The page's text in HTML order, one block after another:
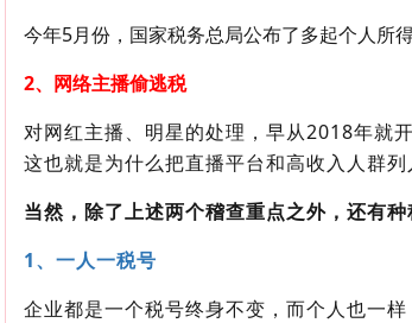
今年5月份，国家税务总局公布了多起个人所
2、网络主播偷逃税
对网红主播、明星的处理，早从2018年就
这也就是为什么把直播平台和高收入人群列
当然，除了上述两个稽查重点之外，还有
1、一人一税号
企业都是一个税号终身不变，而个人也一